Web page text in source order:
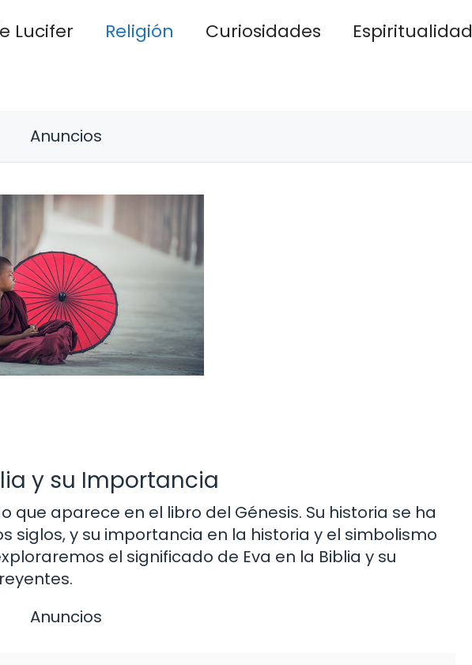
Lucifer Religión Curiosidades Espiritualidad
Anuncios
y su Importancia
que aparece en el libro del Génesis. Su historia se ha
y su importancia en la historia y el simbolismo
el significado de Eva en la Biblia y su
Anuncios